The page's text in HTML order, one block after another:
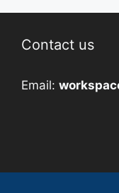
Contact us
Email: